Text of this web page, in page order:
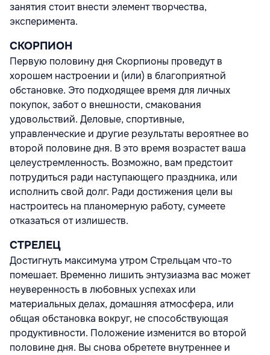
занятия стоит внести элемент творчества,
эксперимента.
СКОРПИОН
Первую половину дня Скорпионы проведут в
хорошем настроении и (или) в благоприятной
обстановке. Это подходящее время для личных
покупок, забот о внешности, смакования
удовольствий. Деловые, спортивные,
управленческие и другие результаты вероятнее во
второй половине дня. В это время возрастет ваша
целеустремленность. Возможно, вам предстоит
потрудиться ради наступающего праздника, или
исполнить свой долг. Ради достижения цели вы
настроитесь на планомерную работу, сумеете
отказаться от излишеств.
СТРЕЛЕЦ
Достигнуть максимума утром Стрельцам что-то
помешает. Временно лишить энтузиазма вас может
неуверенность в любовных успехах или
материальных делах, домашняя атмосфера, или
общая обстановка вокруг, не способствующая
продуктивности. Положение изменится во второй
половине дня. Вы снова обретете внутреннее и